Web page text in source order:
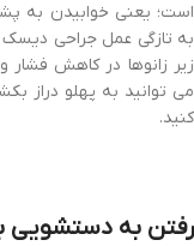
است؛ یعنی خوابیدن به
به تازگی عمل جراحی دیسک
زیر زانوها در کاهش فشار
می توانید به پهلو دراز
کنید.
رفتن به دستشویی